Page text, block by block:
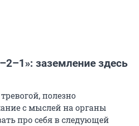
заземление здесь
полезно
с мыслей на органы
про себя в следующей